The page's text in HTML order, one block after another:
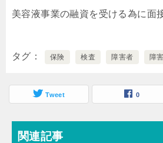
美容液事業の融資を受ける為に面
タグ 保険 検査 障害者 障
Tweet 0
関連記事